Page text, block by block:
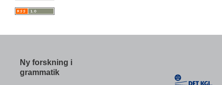
Ny forskning i
grammatik